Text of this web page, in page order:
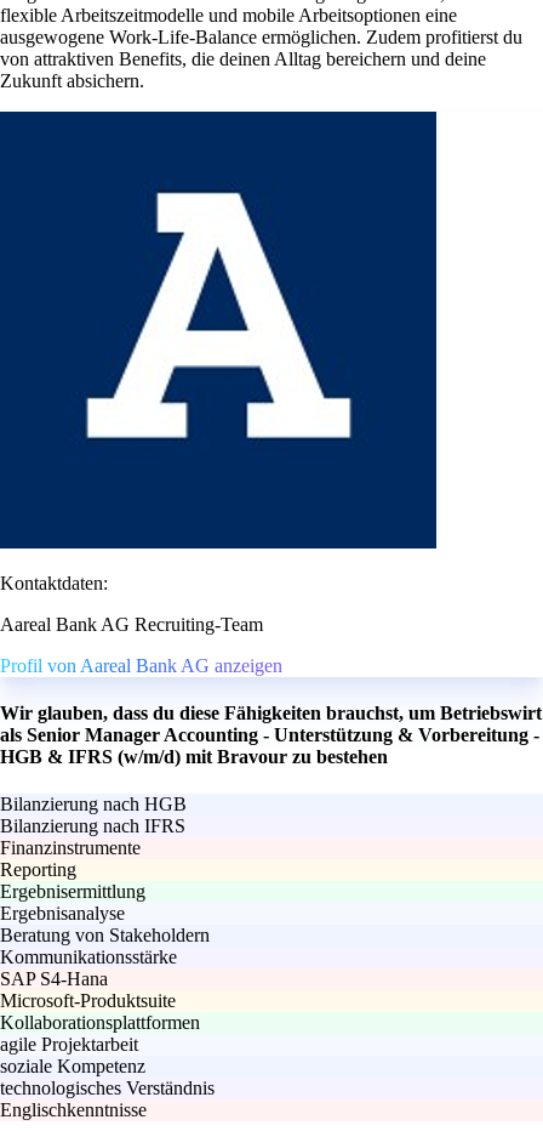
flexible Arbeitszeitmodelle und mobile Arbeitsoptionen eine
ausgewogene Work-Life-Balance ermöglichen. Zudem profitierst du
von attraktiven Benefits, die deinen Alltag bereichern und deine
Zukunft absichern.
Kontaktdaten:
Aareal Bank AG Recruiting-Team
Profil von Aareal Bank AG anzeigen
Wir glauben, dass du diese Fähigkeiten brauchst, um Betriebswirt
als Senior Manager Accounting - Unterstützung & Vorbereitung -
HGB & IFRS (w/m/d) mit Bravour zu bestehen
Bilanzierung nach HGB
Bilanzierung nach IFRS
Finanzinstrumente
Reporting
Ergebnisermittlung
Ergebnisanalyse
Beratung von Stakeholdern
Kommunikationsstärke
SAP S4-Hana
Microsoft-Produktsuite
Kollaborationsplattformen
agile Projektarbeit
soziale Kompetenz
technologisches Verständnis
Englischkenntnisse